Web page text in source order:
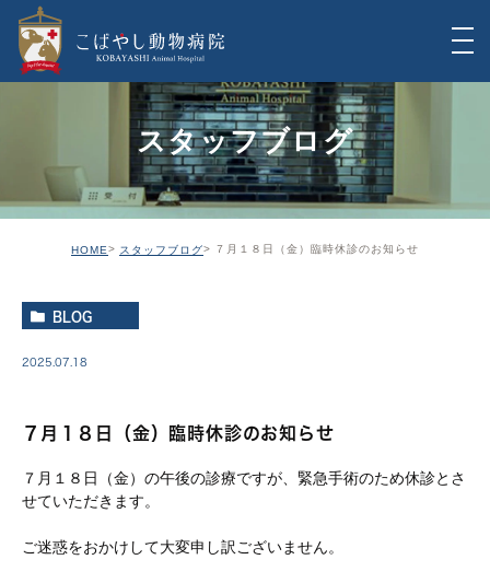
スタッフブログ
HOME スタッフブログ ７月１８日（金）臨時休診のお知らせ
BLOG
2025.07.18
７月１８日（金）臨時休診のお知らせ
７月１８日（金）の午後の診療ですが、緊急手術のため休診とさ
せていただきます。
ご迷惑をおかけして大変申し訳ございません。